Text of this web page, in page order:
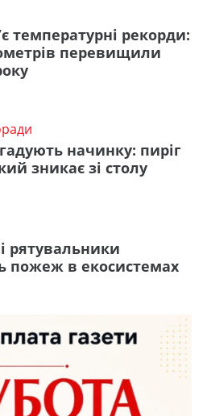
температурні рекорди:
перевищили
начинку: пиріг
зникає зі столу
пожеж в екосистемах